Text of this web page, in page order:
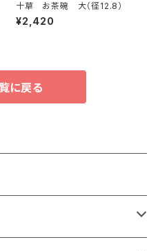
十草 お茶碗 大（径12.8）
¥2,420
に戻る